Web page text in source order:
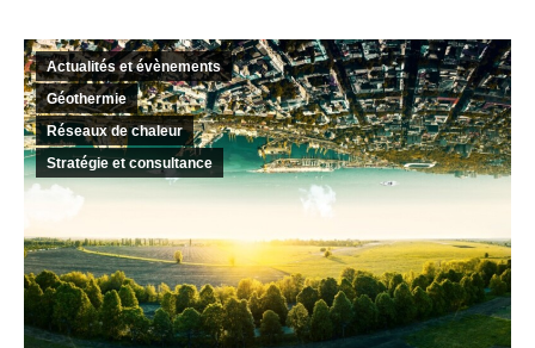
Actualités et évènements
Géothermie
Réseaux de chaleur
Stratégie et consultance